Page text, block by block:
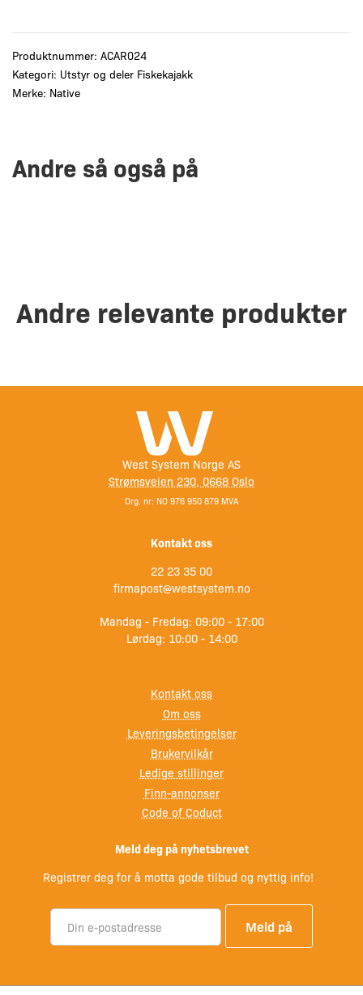
Produktnummer: ACAR024
Kategori: Utstyr og deler Fiskekajakk
Merke: Native
Andre så også på
Andre relevante produkter
West System Norge AS
Strømsveien 230, 0668 Oslo
Org. nr: NO 976 950 879 MVA
Kontakt oss
22 23 35 00
firmapost@westsystem.no
Mandag - Fredag: 09:00 - 17:00
Lørdag: 10:00 - 14:00
Kontakt oss
Om oss
Leveringsbetingelser
Brukervilkår
Ledige stillinger
Finn-annonser
Code of Coduct
Meld deg på nyhetsbrevet
Registrer deg for å motta gode tilbud og nyttig info!